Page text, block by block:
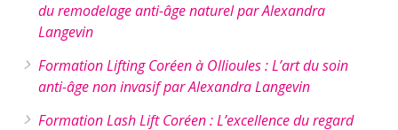
du remodelage anti-âge naturel par Alexandra
Langevin
Formation Lifting Coréen à Ollioules : L’art du soin
anti-âge non invasif par Alexandra Langevin
Formation Lash Lift Coréen : L’excellence du regard